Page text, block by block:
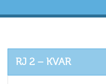
RJ 2 – KVAR